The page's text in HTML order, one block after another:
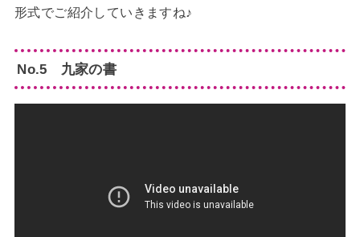
形式でご紹介していきますね♪
No.5 九家の書